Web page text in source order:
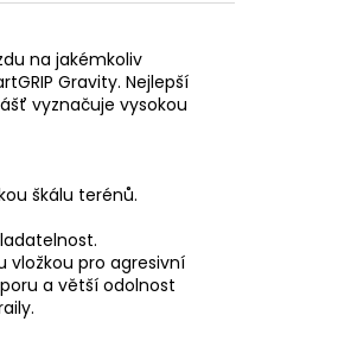
na jakémkoliv
Gravity. Nejlepší
vyznačuje vysokou
škálu terénů.
vložkou pro agresivní
a větší odolnost